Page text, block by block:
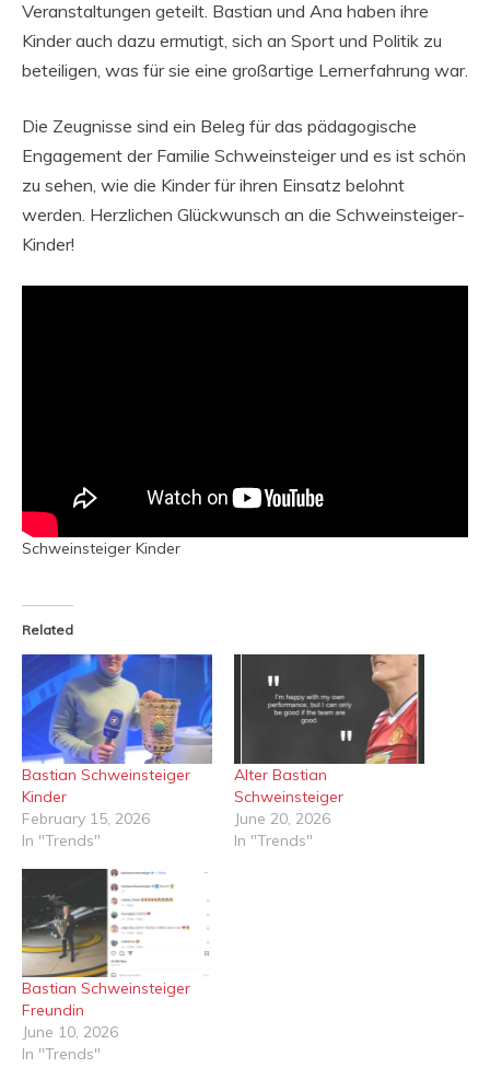
Veranstaltungen geteilt. Bastian und Ana haben ihre
Kinder auch dazu ermutigt, sich an Sport und Politik zu
beteiligen, was für sie eine großartige Lernerfahrung war.
Die Zeugnisse sind ein Beleg für das pädagogische
Engagement der Familie Schweinsteiger und es ist schön
zu sehen, wie die Kinder für ihren Einsatz belohnt
werden. Herzlichen Glückwunsch an die Schweinsteiger-
Kinder!
Schweinsteiger Kinder
Related
Bastian Schweinsteiger
Kinder
February 15, 2026
In "Trends"
Alter Bastian
Schweinsteiger
June 20, 2026
In "Trends"
Bastian Schweinsteiger
Freundin
June 10, 2026
In "Trends"